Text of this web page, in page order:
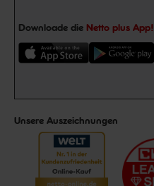
Downloade die Netto plus App!
Unsere Auszeichnungen